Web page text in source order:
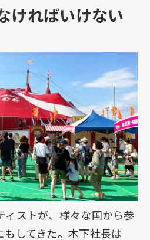
ければいけない
ィストが、様々な国から参
してきた。木下社長は